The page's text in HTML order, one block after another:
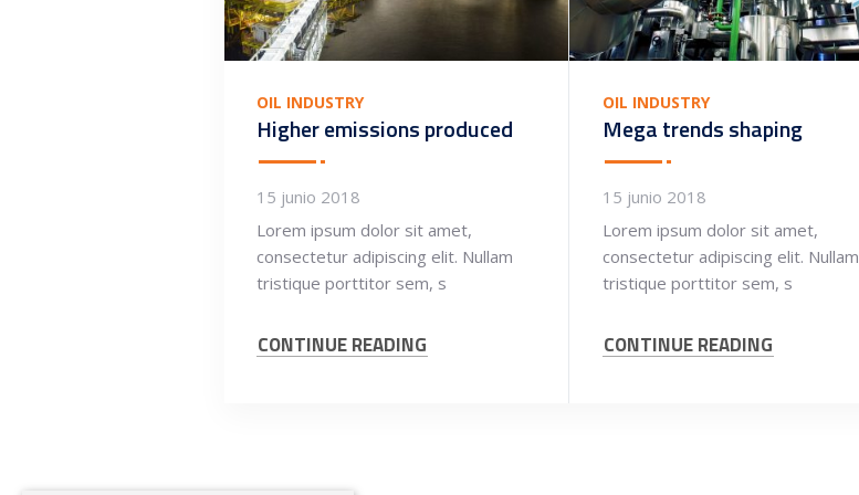
OIL INDUSTRY
Higher emissions produced
15 junio 2018
Lorem ipsum dolor sit amet,
consectetur adipiscing elit. Nullam
tristique porttitor sem, s
CONTINUE READING
OIL INDUSTRY
Mega trends shaping
15 junio 2018
Lorem ipsum dolor sit amet,
consectetur adipiscing elit. Nullam
tristique porttitor sem, s
CONTINUE READING